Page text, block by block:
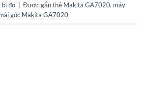
bị đo Được gắn thẻ Makita GA7020, máy
góc Makita GA7020